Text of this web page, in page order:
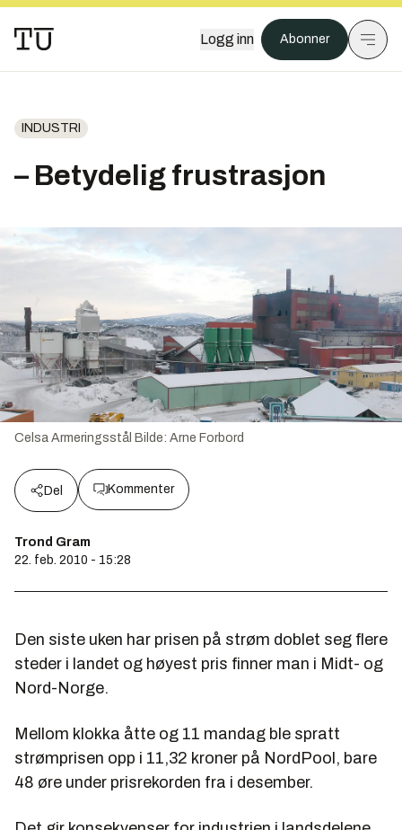
Logg inn Abonner
INDUSTRI
– Betydelig frustrasjon
Celsa Armeringsstål Bilde: Arne Forbord
Del Kommenter
Trond Gram
22. feb. 2010 - 15:28
Den siste uken har prisen på strøm doblet seg flere
steder i landet og høyest pris finner man i Midt- og
Nord-Norge.
Mellom klokka åtte og 11 mandag ble spratt
strømprisen opp i 11,32 kroner på NordPool, bare
48 øre under prisrekorden fra i desember.